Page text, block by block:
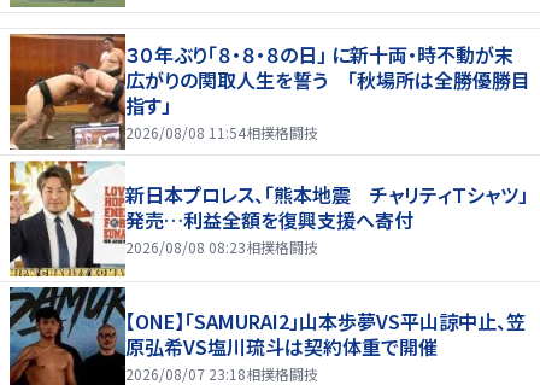
３０年ぶり「８・８・８の日」 に新十両・時不動が末
広がりの関取人生を誓う 「秋場所は全勝優勝目
指す」
2026/08/08 11:54相撲格闘技
新日本プロレス、「熊本地震 チャリティＴシャツ」
発売…利益全額を復興支援へ寄付
2026/08/08 08:23相撲格闘技
【ONE】「SAMURAI2」山本歩夢VS平山諒中止、笠
原弘希VS塩川琉斗は契約体重で開催
2026/08/07 23:18相撲格闘技